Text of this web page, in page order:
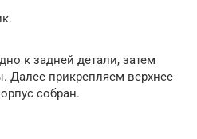
к задней детали, затем
Далее прикрепляем верхнее
собран.